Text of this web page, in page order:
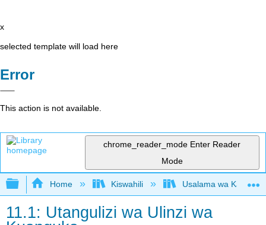
x
selected template will load here
Error
This action is not available.
chrome_reader_mode Enter Reader
Mode
Expand/collapse global hierarchy
Home Kiswahili Usalama wa Kazi
11.1: Utangulizi wa Ulinzi wa